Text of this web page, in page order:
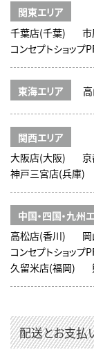
関東エリア
千葉店(千葉)
コンセプトショッ
東海エリア
関西エリア
大阪店(大阪)
神戸三宮店(兵庫)
中国・四国・九州
高松店(香川)
コンセプトショッ
久留米店(福岡)
配送とお支払